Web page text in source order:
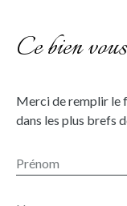
Ce bien
Merci de remplir le
dans les plus brefs
Prénom